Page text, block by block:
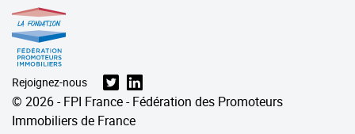
Rejoignez-nous
© 2026 - FPI France - Fédération des Promoteurs
Immobiliers de France